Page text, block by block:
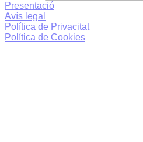
Presentació
Avís legal
Política de Privacitat
Política de Cookies